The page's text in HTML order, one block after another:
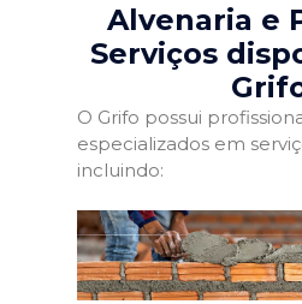
Alvenaria e
Serviços
O Grifo possui
especializados em
incluindo: